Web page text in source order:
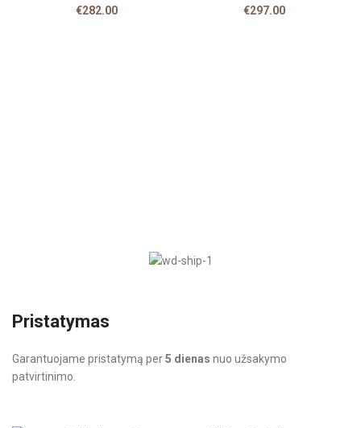
€282.00 €297.00
Pristatymas
Garantuojame pristatymą per5 dienas nuo užsakymo
patvirtinimo.